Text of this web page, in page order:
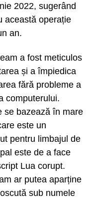
2022, sugerând
această operație
an.
a fost meticulos
și a împiedica
fără probleme a
computerului.
se bazează în mare
este un
pentru limbajul de
este de a face
Lua corupt.
ar putea aparține
sub numele